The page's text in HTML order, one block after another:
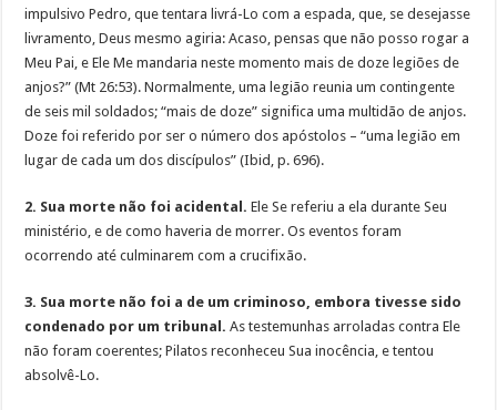
impulsivo Pedro, que tentara livrá-Lo com a espada, que, se desejasse
livramento, Deus mesmo agiria: Acaso, pensas que não posso rogar a
Meu Pai, e Ele Me mandaria neste momento mais de doze legiões de
anjos?” (Mt 26:53). Normalmente, uma legião reunia um contingente
de seis mil soldados; “mais de doze” significa uma multidão de anjos.
Doze foi referido por ser o número dos apóstolos – “uma legião em
lugar de cada um dos discípulos” (Ibid, p. 696).
2. Sua morte não foi acidental. Ele Se referiu a ela durante Seu
ministério, e de como haveria de morrer. Os eventos foram
ocorrendo até culminarem com a crucifixão.
3. Sua morte não foi a de um criminoso, embora tivesse sido
condenado por um tribunal. As testemunhas arroladas contra Ele
não foram coerentes; Pilatos reconheceu Sua inocência, e tentou
absolvê-Lo.